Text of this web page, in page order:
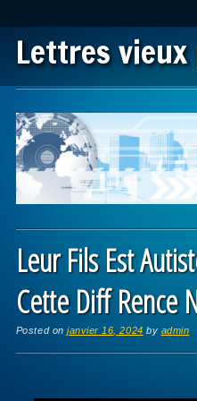
Lettres vieux
Main menu
Leur Fils Est
Cette Diff Rence
Posted onjanvier 16, 2024 by admin